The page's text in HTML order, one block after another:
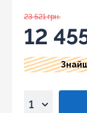
23 521 грн.
12
Знайшли
по інтернету
дешевше ніж у